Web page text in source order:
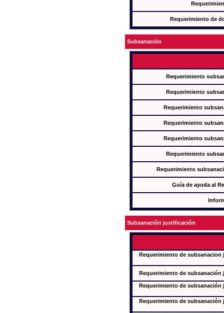
Requerimiento de
Subsanación
Requerimiento
Requerimiento
Requerimiento
Requerimiento
Requerimiento
Requerimiento
Requerimiento
Guía de ayuda al
Subsanación justificación
Requerimiento de
Requerimiento de subsanación
Requerimiento de
Requerimiento de